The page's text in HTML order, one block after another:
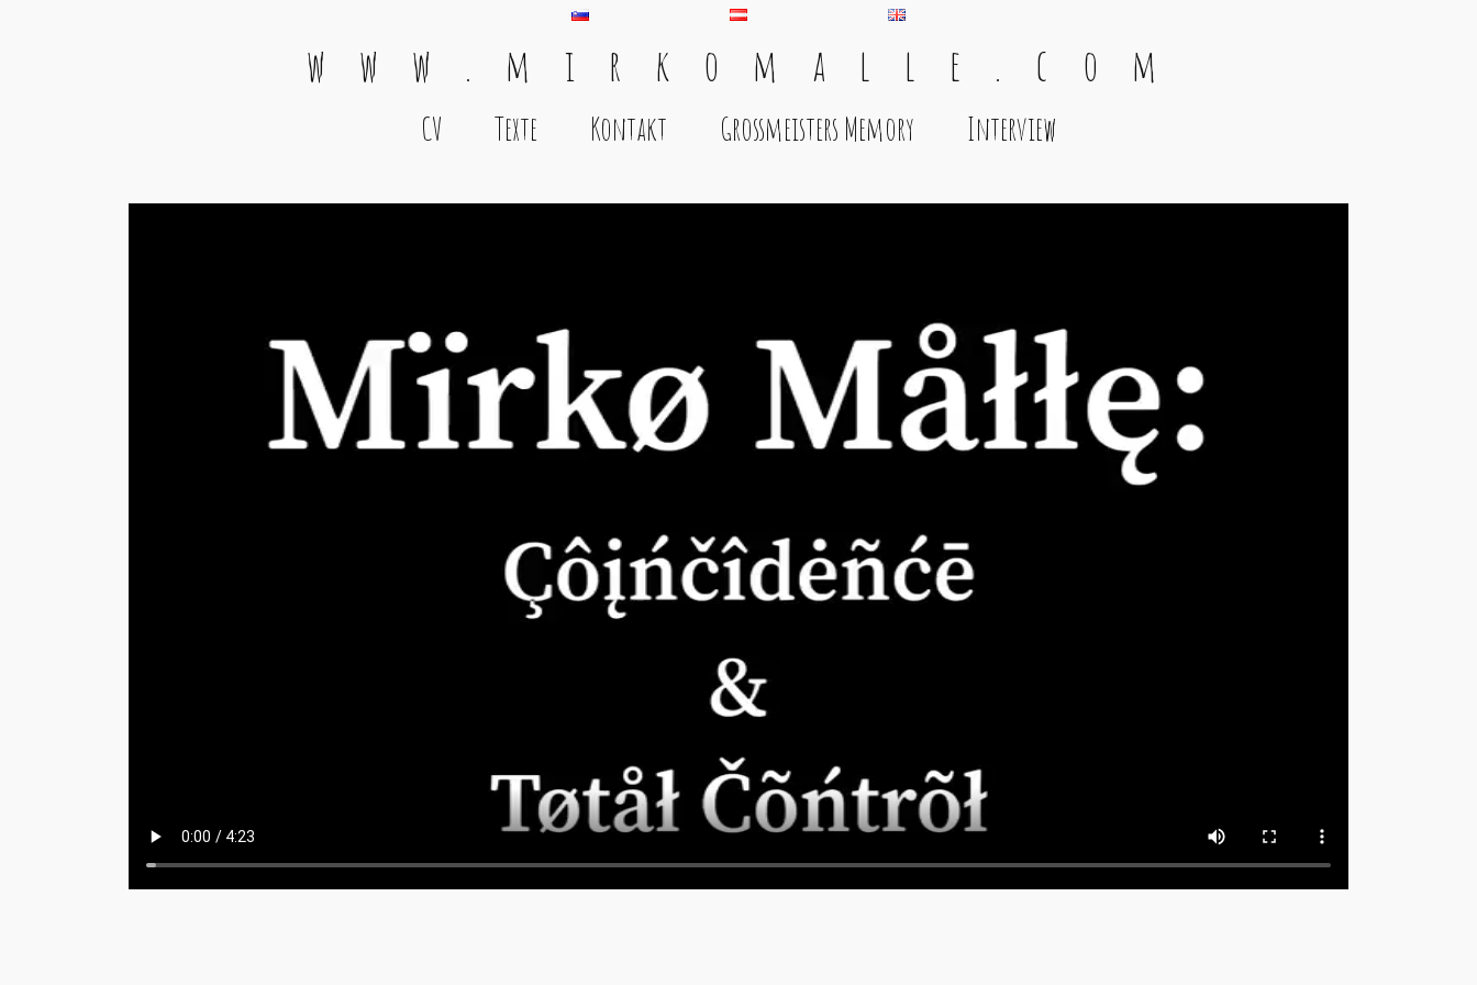
w w w . m i r k o m a l l e . c o m
CV Texte Kontakt Grossmeisters Memory Interview